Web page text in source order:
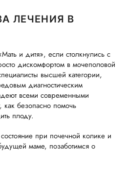
ЛЕЧЕНИЯ В
и дитя», если столкнулись с
дискомфортом в мочеполовой
высшей категории,
диагностическим
всеми современными
как безопасно помочь
плоду.
при почечной колике и
маме, позаботимся о